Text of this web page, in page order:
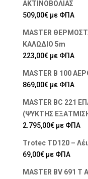
ΑΚΤΙΝΟΒΟΛΙΑΣ
509,00€ με ΦΠΑ
MASTER
ΚΑΛΩΔΙΟ 5m
223,00€ με ΦΠΑ
MASTER B 100
869,00€ με ΦΠΑ
MASTER BC 221
(ΨΥΚΤΗΣ
2.795,00€ με ΦΠΑ
Trotec TD120 –
69,00€ με ΦΠΑ
MASTER BV 691